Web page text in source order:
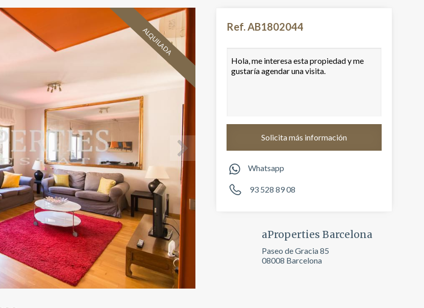
ALQUILADA Ref. AB1802044
Whatsapp
93 528 89 08
aProperties Barcelona
Paseo de Gracia 85
08008 Barcelona
Siempre activas
Cookies propias para recopilar información con la finalidad de
Si continua navegando, supone la aceptación de la
El usuario tiene la posibilidad de configurar su navegador
desea, impedir que sean instaladas en su disco duro, aunque
que dicha acción podrá ocasionar dificultades de navegación